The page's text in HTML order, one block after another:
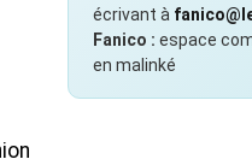
écrivant à
Fanico : espace
en malinké